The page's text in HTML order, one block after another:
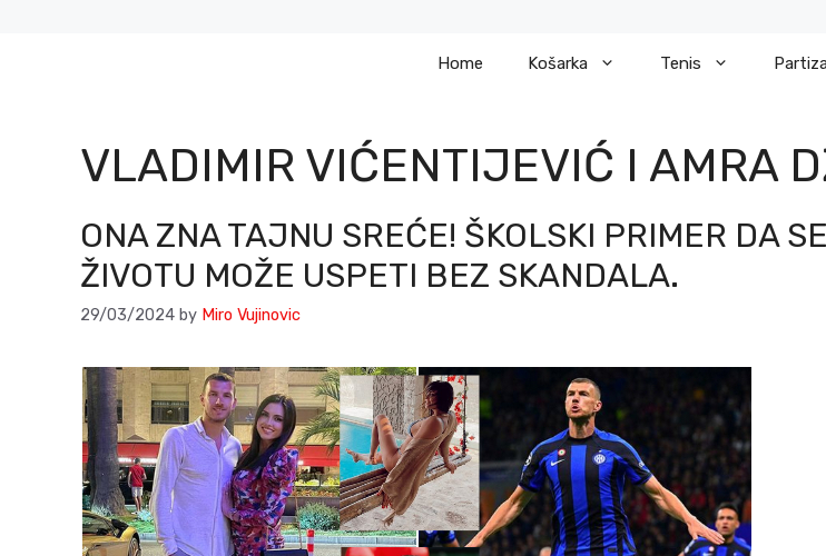
Home Košarka Tenis
VLADIMIR VIĆENTIJEVIĆ I AMRA
ONA ZNA TAJNU SREĆE! ŠKOLSKI PRIMER DA
ŽIVOTU MOŽE USPETI BEZ SKANDALA.
29/03/2024 by Miro Vujinovic